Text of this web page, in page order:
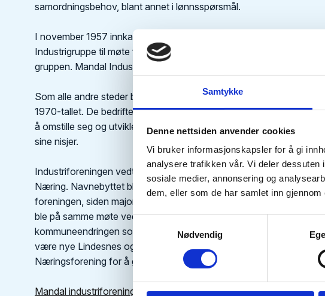
Samtykke
Denne nettsiden anvender cookies
Vi bruker informasjonskapsler for å gi
analysere trafikken vår. Vi deler
sosiale medier, annonsering og
dem, eller som de har samlet inn
Samtykkevalg
Nødvendig
samordningsbehov, blant annet i lønnsspørsmål.
I november 1957 innkalte Rolf Christiansen styret i Mandal
Industrigruppe til møte for å diskutere muligheten for en reaktivering
gruppen. Mandal Industriforening ble dannet, og det ble åpnet for
Som alle andre steder ble Mandal og omegn rammet av nedgangen i
1970-tallet. De bedriftene som overlevde i tiårene som fulgte,
å omstille seg og utvikle seg i forhold til kundenes behov. Flere er i
sine nisjer.
Industriforeningen vedtok på et møte 31. mai 2018 å bytte navn til
Næring. Navnebyttet ble gjort for bedre å kunne speile
foreningen, siden majoriteten av medlemsbedriftene ikke lenger er
ble på samme møte vedtatt at foreningens fokusområde skal
kommuneendringen som skulle finne sted i 2020, og at foreningens
være nye Lindesnes og omegn. I 2025 endret foreningen navn til
Næringsforening for å gjenspeile dette.
Mandal industriforening 50 år, tale 25. november 2007